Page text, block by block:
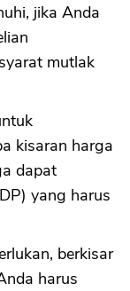
jika Anda
mutlak
kisaran harga
dapat
yang harus
berkisar
harus